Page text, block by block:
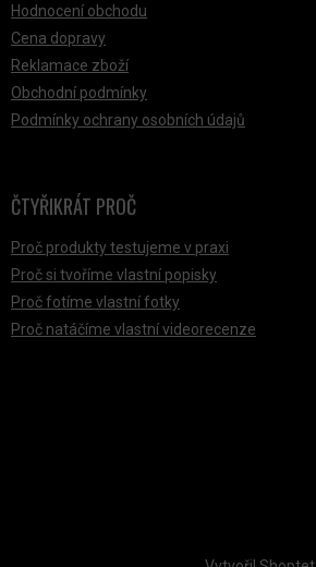
Hodnocení obchodu
Cena dopravy
Reklamace zboží
Obchodní podmínky
Podmínky ochrany osobních údajů
ČTYŘIKRÁT PROČ
Proč produkty testujeme v praxi
Proč si tvoříme vlastní popisky
Proč fotíme vlastní fotky
Proč natáčíme vlastní videorecenze